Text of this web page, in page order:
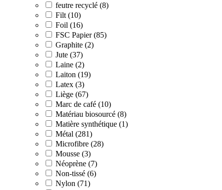
feutre recyclé (8)
Filt (10)
Foil (16)
FSC Papier (85)
Graphite (2)
Jute (37)
Laine (2)
Laiton (19)
Latex (3)
Liège (67)
Marc de café (10)
Matériau biosourcé (8)
Matière synthétique (1)
Métal (281)
Microfibre (28)
Mousse (3)
Néoprène (7)
Non-tissé (6)
Nylon (71)